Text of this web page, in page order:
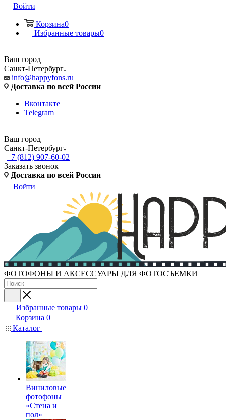
Войти
Корзина0
Избранные товары0
Ваш город
Санкт-Петербург
info@happyfons.ru
Доставка по всей России
Вконтакте
Telegram
Ваш город
Санкт-Петербург
+7 (812) 907-60-02
Заказать звонок
Доставка по всей России
Войти
ФОТОФОНЫ И АКСЕССУАРЫ ДЛЯ ФОТОСЪЕМКИ
Избранные товары 0
Корзина 0
Каталог
Виниловые
фотофоны
«Стена и
пол»